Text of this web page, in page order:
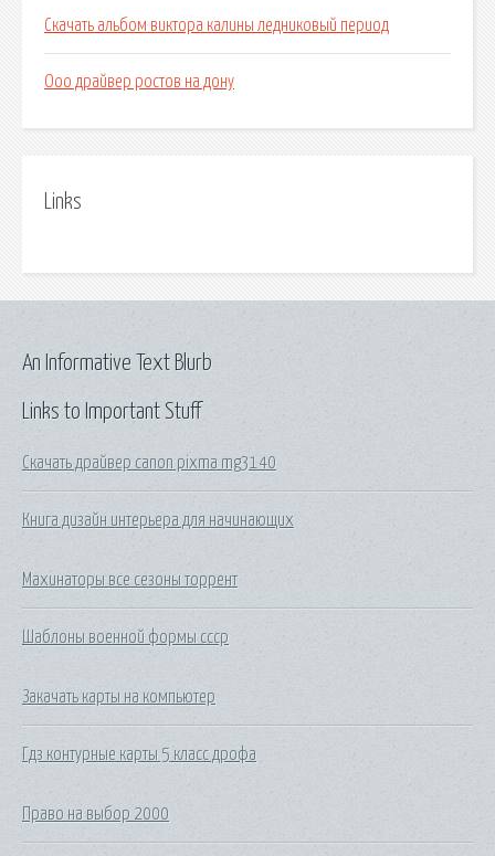
Скачать альбом виктора калины ледниковый период
Ооо драйвер ростов на дону
Links
Links to Important Stuff
Скачать драйвер canon pixma mg3140
Книга дизайн интерьера для начинающих
Махинаторы все сезоны торрент
Шаблоны военной формы ссср
Закачать карты на компьютер
Гдз контурные карты 5 класс дрофа
Право на выбор 2000
An Informative Text Blurb